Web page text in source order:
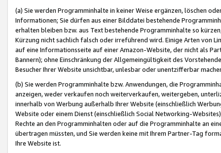
(a) Sie werden Programminhalte in keiner Weise ergänzen, löschen
Informationen; Sie dürfen aus einer Bilddatei bestehende
erhalten bleiben bzw. aus Text bestehende Programminhalte so
Kürzung nicht sachlich falsch oder irreführend wird. Einige Arten von
auf eine Informationsseite auf einer Amazon-Website, der nicht als
Bannern); ohne Einschränkung der Allgemeingültigkeit des
Besucher Ihrer Website unsichtbar, unlesbar oder unentzifferbar
(b) Sie werden Programminhalte bzw. Anwendungen, die
anzeigen, weder verkaufen noch weiterverkaufen, weitergeben,
innerhalb von Werbung außerhalb Ihrer Website (einschließlich
Website oder einem Dienst (einschließlich Social Networking-
Rechte an den Programminhalten oder auf die Programminhalte an
übertragen müssten, und Sie werden keine mit Ihrem Partner-Tag
Ihre Website ist.